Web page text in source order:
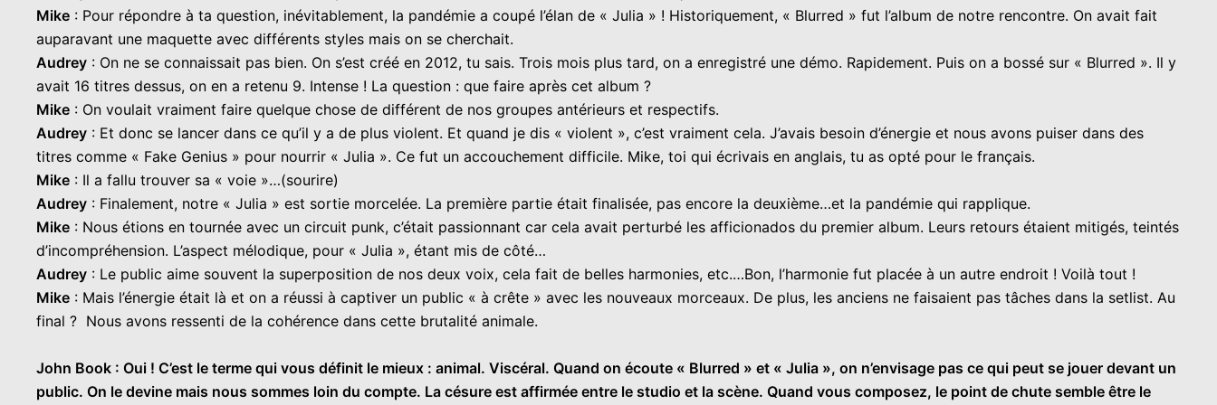
Mike : Pour répondre à ta question, inévitablement, la pandémie a coupé l’élan de « Julia » ! Historiquement, « Blurred » fut l’album de notre rencontre. On avait fait
auparavant une maquette avec différents styles mais on se cherchait.
Audrey : On ne se connaissait pas bien. On s’est créé en 2012, tu sais. Trois mois plus tard, on a enregistré une démo. Rapidement. Puis on a bossé sur « Blurred ». Il y
avait 16 titres dessus, on en a retenu 9. Intense ! La question : que faire après cet album ?
Mike : On voulait vraiment faire quelque chose de différent de nos groupes antérieurs et respectifs.
Audrey : Et donc se lancer dans ce qu’il y a de plus violent. Et quand je dis « violent », c’est vraiment cela. J’avais besoin d’énergie et nous avons puiser dans des
titres comme « Fake Genius » pour nourrir « Julia ». Ce fut un accouchement difficile. Mike, toi qui écrivais en anglais, tu as opté pour le français.
Mike : Il a fallu trouver sa « voie »…(sourire)
Audrey : Finalement, notre « Julia » est sortie morcelée. La première partie était finalisée, pas encore la deuxième…et la pandémie qui rapplique.
Mike : Nous étions en tournée avec un circuit punk, c’était passionnant car cela avait perturbé les afficionados du premier album. Leurs retours étaient mitigés, teintés
d’incompréhension. L’aspect mélodique, pour « Julia », étant mis de côté…
Audrey : Le public aime souvent la superposition de nos deux voix, cela fait de belles harmonies, etc.…Bon, l’harmonie fut placée à un autre endroit ! Voilà tout !
Mike : Mais l’énergie était là et on a réussi à captiver un public « à crête » avec les nouveaux morceaux. De plus, les anciens ne faisaient pas tâches dans la setlist. Au
final ? Nous avons ressenti de la cohérence dans cette brutalité animale.
John Book : Oui ! C’est le terme qui vous définit le mieux : animal. Viscéral. Quand on écoute « Blurred » et « Julia », on n’envisage pas ce qui peut se jouer devant un
public. On le devine mais nous sommes loin du compte. La césure est affirmée entre le studio et la scène. Quand vous composez, le point de chute semble être le